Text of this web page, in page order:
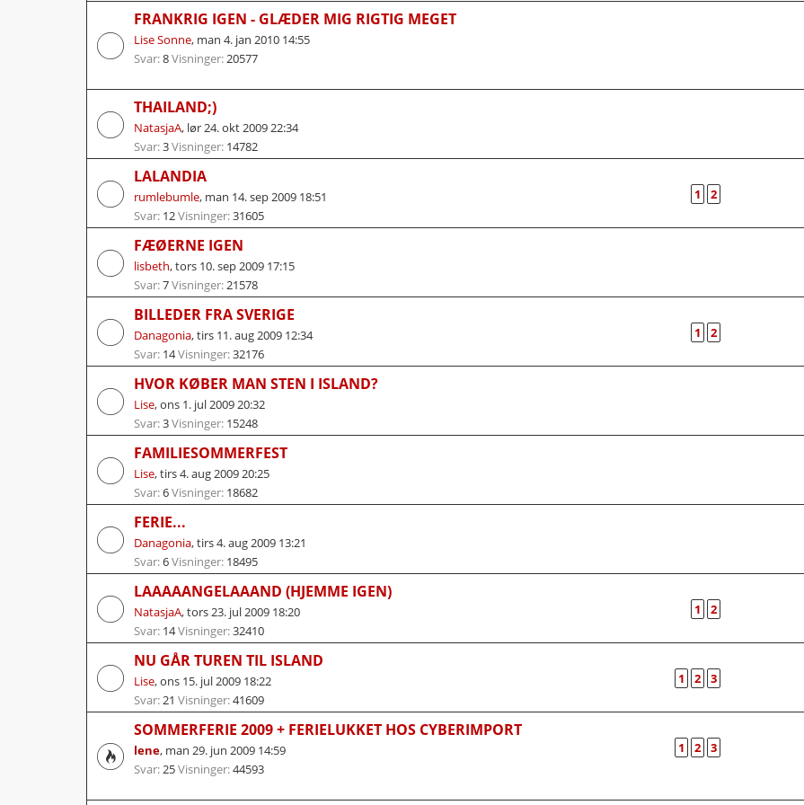
FRANKRIG IGEN - GLÆDER MIG RIGTIG MEGET
Lise Sonne, man 4. jan 2010 14:55
Svar:8Visninger:20577
THAILAND;)
NatasjaA, lør 24. okt 2009 22:34
Svar:3Visninger: 14782
LALANDIA
rumlebumle, man 14. sep 2009 18:51
Svar: 12Visninger:31605
1 2
FÆØERNE IGEN
lisbeth,tors 10. sep 2009 17:15
Svar:7Visninger:21578
BILLEDER FRA SVERIGE
Danagonia,tirs 11. aug 2009 12:34
Svar: 14Visninger:32176
1 2
HVOR KØBER MAN STEN I ISLAND?
Lise,ons 1. jul 2009 20:32
Svar:3Visninger: 15248
FAMILIESOMMERFEST
Lise,tirs 4. aug 2009 20:25
Svar:6Visninger: 18682
FERIE...
Danagonia,tirs 4. aug 2009 13:21
Svar:6Visninger: 18495
LAAAAANGELAAAND (HJEMME IGEN)
NatasjaA,tors 23. jul 2009 18:20
Svar: 14Visninger:32410
1 2
NU GÅR TUREN TIL ISLAND
Lise,ons 15. jul 2009 18:22
Svar:21 Visninger:41609
1 2 3
SOMMERFERIE 2009 + FERIELUKKET HOS CYBERIMPORT
lene, man 29. jun 2009 14:59
Svar:25Visninger:44593
1 2 3